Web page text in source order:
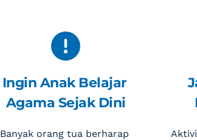
Ingin Anak Belajar
Agama Sejak Dini
Banyak orang tua berharap